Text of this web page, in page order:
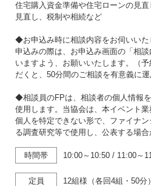
住宅購入資金準備や住宅ローンの見
見直し、税制や相続など
◆お申込み時に相談内容をお伺いい
申込みの際は、お申込み画面の「相
いますよう、お願いいたします。（
だくと、50分間のご相談を有意義に運
◆相談員のFPは、相談者の個人情報
使用します。当協会は、本イベント
個人を特定できない形で、ファイナ
る調査研究等で使用し、公表する場合
時間帯 10:00～10:50 / 11:00～
定員 12組様（各回4組・50分）